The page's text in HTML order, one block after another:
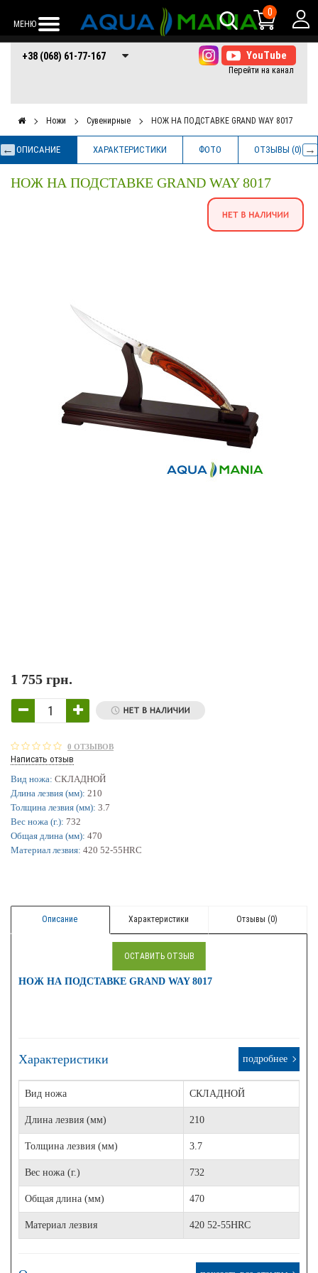
МЕНЮ
0
+38 (068) 61-77-
167
+38 (066) 61-77-+38 (073) 61-77-
167
+38 (068) 61-77-167
Ножи Сувенирные НОЖ НА ПОДСТАВКЕ GRAND WAY 8017
ОПИСАНИЕ ХАРАКТЕРИСТИКИ ФОТО ОТЗЫВЫ (0)
НОЖ НА ПОДСТАВКЕ GRAND WAY 8017
1 755 грн.
0 ОТЗЫВОВ
Написать отзыв
Вид ножа: СКЛАДНОЙ
Длина лезвия (мм): 210
Толщина лезвия (мм): 3.7
Вес ножа (г.): 732
Общая длина (мм): 470
Материал лезвия: 420 52-55HRC
ОСТАВИТЬ ОТЗЫВ
Описание Характеристики Отзывы (0)
НОЖ НА ПОДСТАВКЕ GRAND WAY 8017
Характеристики подробнее
Вид ножа СКЛАДНОЙ
Длина лезвия (мм) 210
Толщина лезвия (мм) 3.7
Вес ножа (г.) 732
Общая длина (мм) 470
Материал лезвия 420 52-55HRC